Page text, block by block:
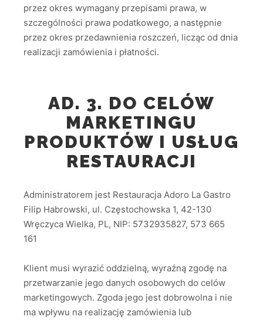
przez okres wymagany przepisami prawa, w
szczególności prawa podatkowego, a następnie
przez okres przedawnienia roszczeń, licząc od dnia
realizacji zamówienia i płatności.
AD. 3. DO CELÓW
MARKETINGU
PRODUKTÓW I USŁUG
RESTAURACJI
Administratorem jest Restauracja Adoro La Gastro
Filip Habrowski, ul. Częstochowska 1, 42-130
Wręczyca Wielka, PL, NIP: 5732935827, 573 665
161
Klient musi wyrazić oddzielną, wyraźną zgodę na
przetwarzanie jego danych osobowych do celów
marketingowych. Zgoda jego jest dobrowolna i nie
ma wpływu na realizację zamówienia lub